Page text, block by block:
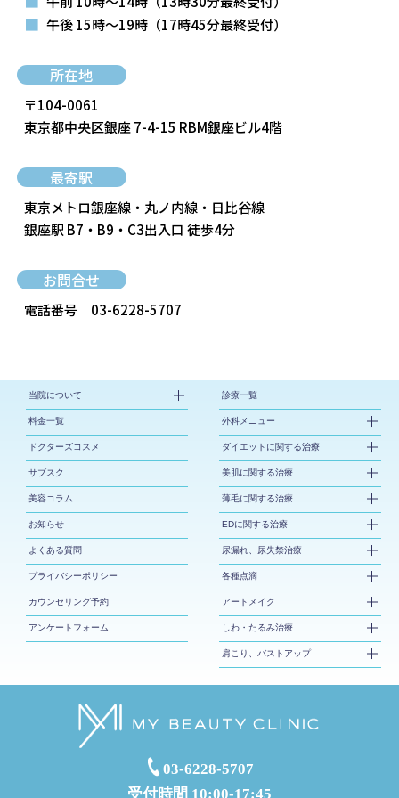
■ 午後 15時～19時 （17時45分最終受付）
所在地
〒104-0061
東京都中央区銀座 7-4-15 RBM銀座ビル4階
最寄駅
東京メトロ銀座線・丸ノ内線・日比谷線
銀座駅 B7・B9・C3出入口 徒歩4分
お問合せ
電話番号 03-6228-5707
当院について
料金一覧
ドクターズコスメ
サブスク
美容コラム
お知らせ
よくある質問
プライバシーポリシー
カウンセリング予約
アンケートフォーム
診療一覧
外科メニュー
ダイエットに関する治療
美肌に関する治療
薄毛に関する治療
EDに関する治療
尿漏れ、尿失禁治療
各種点滴
アートメイク
しわ・たるみ治療
肩こり、バストアップ
03-6228-5707
受付時間 10:00-17:45